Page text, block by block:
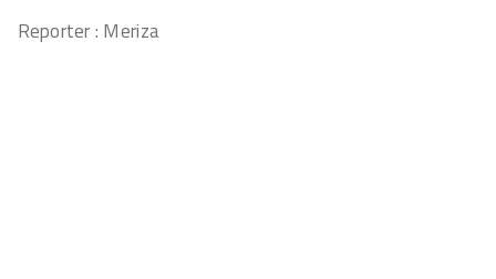
Reporter : Meriza